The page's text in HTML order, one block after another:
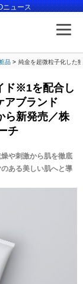
ニュース
品 純金を超微粒子化した
ド※1を配合し
アブランド
ら新発売／株
チ
や刺激から肌を徹底
ある美しい肌へと導